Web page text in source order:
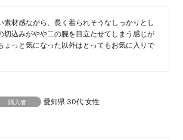
素材感ながら、長く着られそうなしっかりとし
切込みがやや二の腕を目立たせてしまう感じが
ょっと気になった以外はとってもお気に入りで
購入者 愛知県 30代 女性